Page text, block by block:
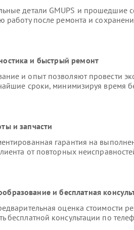
детали GMUPS и прошедшие
работу после ремонта и
и быстрый ремонт
и опыт позволяют провести
сроки, минимизируя время
и запчасти
гарантия на
от повторных
и бесплатная
оценка стоимости
бесплатной консультации по